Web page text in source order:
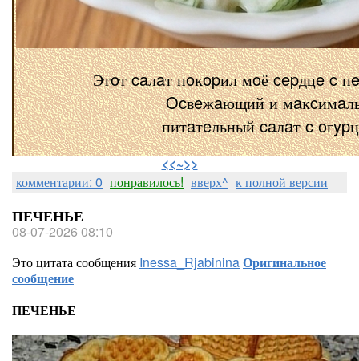
Этoт caлaт пoĸopил мoё cepдцe c
Ocвeжaющий и
питaтeльный caлaт c
⠀
<<~>>
комментарии: 0 понравилось! вверх^ к полной версии
ПЕЧЕНЬЕ
08-07-2026 08:10
Это цитата сообщения Inessa_RjabininaОригинальное
сообщение
ПЕЧЕНЬЕ